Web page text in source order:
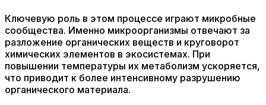
Ключевую роль в этом процессе играют микробные
сообщества. Именно микроорганизмы отвечают за
разложение органических веществ и круговорот
химических элементов в экосистемах. При
повышении температуры их метаболизм ускоряется,
что приводит к более интенсивному разрушению
органического материала.